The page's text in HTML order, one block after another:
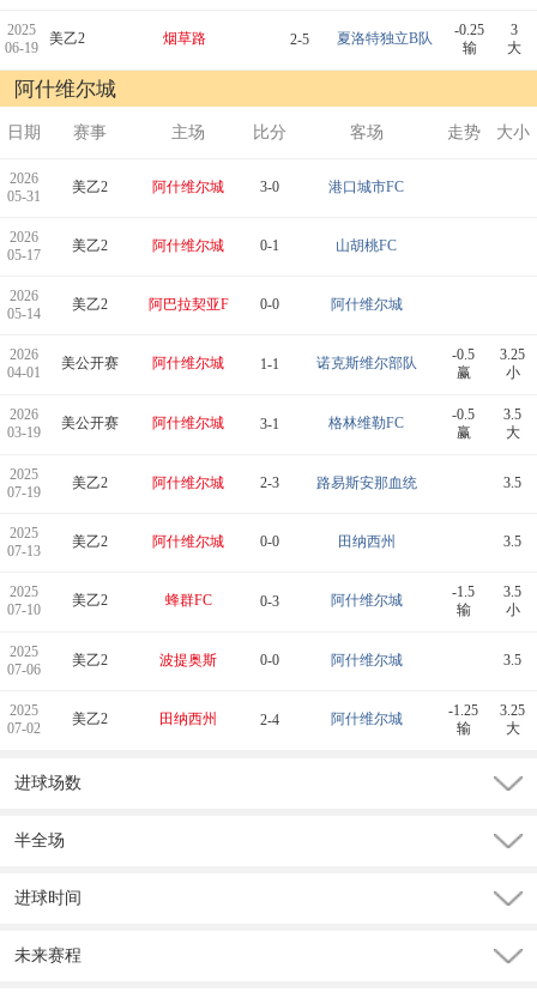
2025
06-19
美乙2 烟草路 2-5 夏洛特独立B队
-0.25
输
3
大
阿什维尔城
日期 赛事 主场 比分 客场 走势 大小
2026
05-31
美乙2 阿什维尔城 3-0 港口城市FC
2026
05-17
美乙2 阿什维尔城 0-1 山胡桃FC
2026
05-14
美乙2 阿巴拉契亚F 0-0 阿什维尔城
2026
04-01
美公开赛 阿什维尔城 1-1 诺克斯维尔部队
-0.5
赢
3.25
小
2026
03-19
美公开赛 阿什维尔城 3-1 格林维勒FC
-0.5
赢
3.5
大
2025
07-19
美乙2 阿什维尔城 2-3 路易斯安那血统 3.5
2025
07-13
美乙2 阿什维尔城 0-0 田纳西州 3.5
2025
07-10
美乙2 蜂群FC 0-3 阿什维尔城
-1.5
输
3.5
小
2025
07-06
美乙2 波提奥斯 0-0 阿什维尔城 3.5
2025
07-02
美乙2 田纳西州 2-4 阿什维尔城
-1.25
输
3.25
大
进球场数
半全场
进球时间
未来赛程